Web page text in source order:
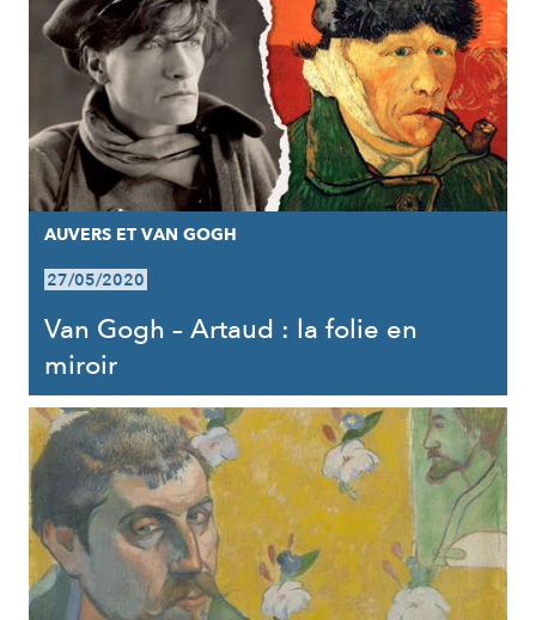
AUVERS ET VAN GOGH
27/05/2020
Van Gogh – Artaud : la folie en
miroir